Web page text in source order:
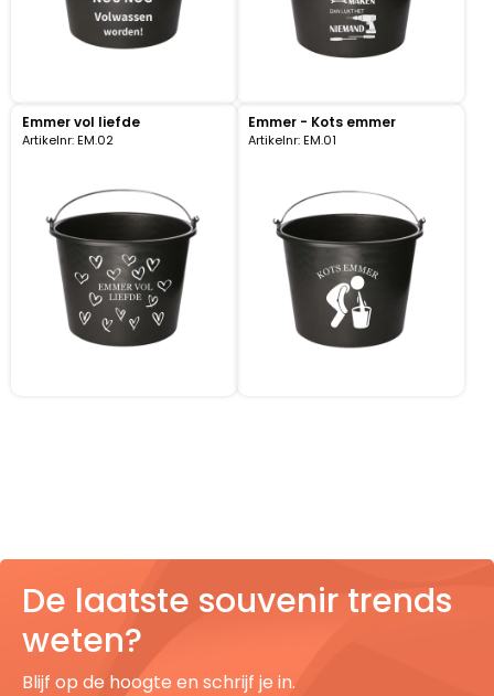
Emmer vol liefde
Artikelnr: EM.02
Emmer - Kots emmer
Artikelnr: EM.01
De laatste souvenir trends
weten?
Blijf op de hoogte en schrijf je in.